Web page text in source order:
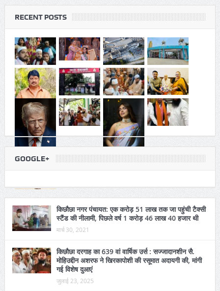
छह हस्तियां
RECENT POSTS
GOOGLE+
किछौछा नगर पंचायत: एक करोड़ 51 लाख तक जा पहुंची टैक्सी
स्टैंड की नीलामी, पिछले वर्ष 1 करोड़ 46 लाख 40 हजार थी
मार्च 30, 2021